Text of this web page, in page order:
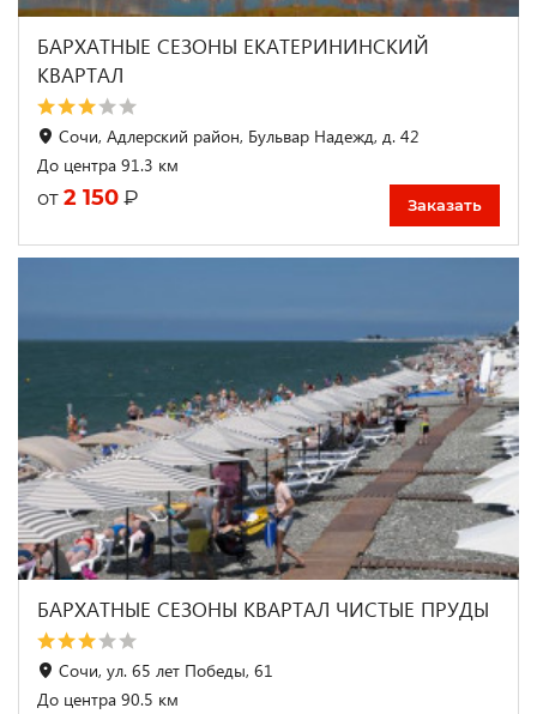
БАРХАТНЫЕ СЕЗОНЫ ЕКАТЕРИНИНСКИЙ
КВАРТАЛ
Сочи, Адлерский район, Бульвар Надежд, д. 42
До центра 91.3 км
от 2 150 ₽ Заказать
БАРХАТНЫЕ СЕЗОНЫ КВАРТАЛ ЧИСТЫЕ ПРУДЫ
Сочи, ул. 65 лет Победы, 61
До центра 90.5 км